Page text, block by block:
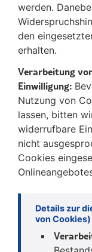
werden.
den
erhalten.
Verarbeitung
Einwilligung:
Nutzung von
lassen, bitten
widerrufbare
nicht
Cookies
Details zur
von Cookies)